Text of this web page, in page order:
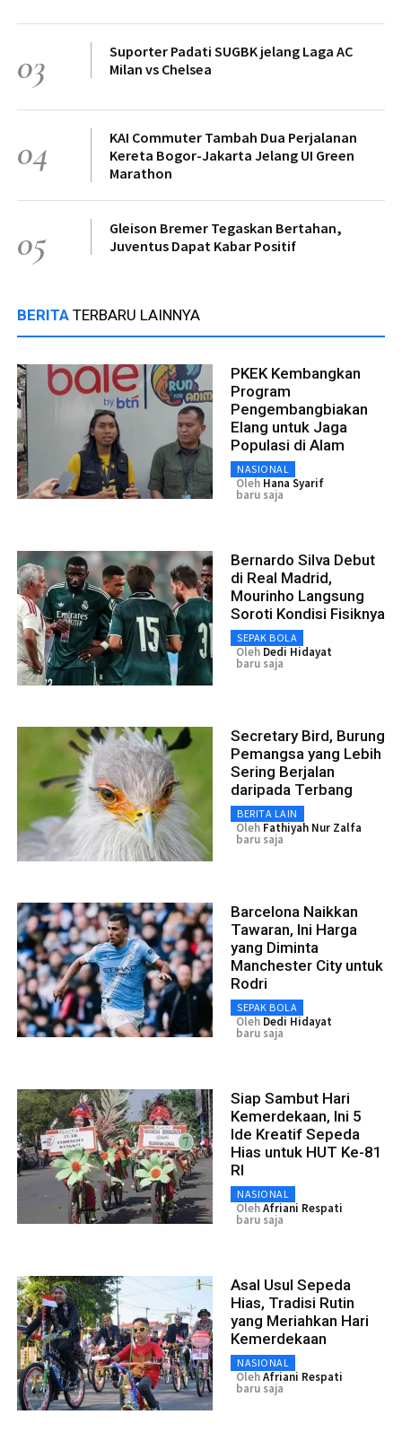
03
Suporter Padati SUGBK jelang Laga AC
Milan vs Chelsea
04
KAI Commuter Tambah Dua Perjalanan
Kereta Bogor-Jakarta Jelang UI Green
Marathon
05
Gleison Bremer Tegaskan Bertahan,
Juventus Dapat Kabar Positif
BERITA TERBARU LAINNYA
PKEK Kembangkan
Program
Pengembangbiakan
Elang untuk Jaga
Populasi di Alam
NASIONAL
Oleh Hana Syarif
baru saja
Bernardo Silva Debut
di Real Madrid,
Mourinho Langsung
Soroti Kondisi Fisiknya
SEPAK BOLA
Oleh Dedi Hidayat
baru saja
Secretary Bird, Burung
Pemangsa yang Lebih
Sering Berjalan
daripada Terbang
BERITA LAIN
Oleh Fathiyah Nur Zalfa
baru saja
Barcelona Naikkan
Tawaran, Ini Harga
yang Diminta
Manchester City untuk
Rodri
SEPAK BOLA
Oleh Dedi Hidayat
baru saja
Siap Sambut Hari
Kemerdekaan, Ini 5
Ide Kreatif Sepeda
Hias untuk HUT Ke-81
RI
NASIONAL
OlehAfriani Respati
baru saja
Asal Usul Sepeda
Hias, Tradisi Rutin
yang Meriahkan Hari
Kemerdekaan
NASIONAL
OlehAfriani Respati
baru saja